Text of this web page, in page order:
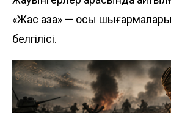
«Жас қазақ» — осы
белгілісі.